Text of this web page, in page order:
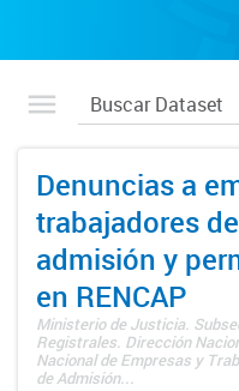
Denuncias a
trabajadores
admisión y
en RENCAP
Ministerio de Justicia.
Registrales. Dirección
Nacional de Empresas y
de Admisión...